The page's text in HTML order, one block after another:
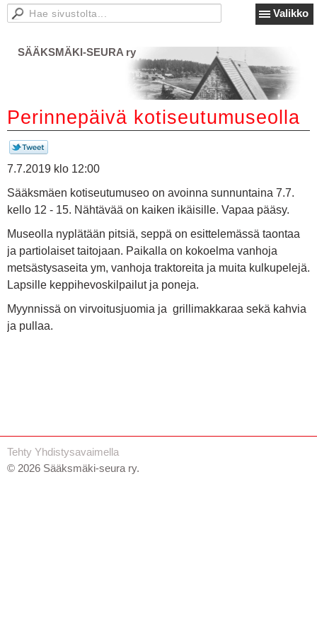
Valikko
SÄÄKSMÄKI-SEURA ry
Perinnepäivä kotiseutumuseolla
7.7.2019 klo 12:00
Sääksmäen kotiseutumuseo on avoinna sunnuntaina 7.7.
kello 12 - 15. Nähtävää on kaiken ikäisille. Vapaa pääsy.
Museolla nyplätään pitsiä, seppä on esittelemässä taontaa
ja partiolaiset taitojaan. Paikalla on kokoelma vanhoja
metsästysaseita ym, vanhoja traktoreita ja muita kulkupelejä.
Lapsille keppihevoskilpailut ja poneja.
Myynnissä on virvoitusjuomia ja grillimakkaraa sekä kahvia
ja pullaa.
Tehty Yhdistysavaimella
© 2026 Sääksmäki-seura ry.